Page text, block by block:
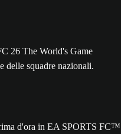
d'ora in EA SPORTS FC™